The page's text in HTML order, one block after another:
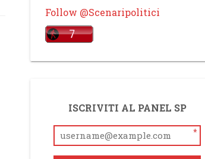
Follow @Scenaripolitici
ISCRIVITI AL PANEL SP
*